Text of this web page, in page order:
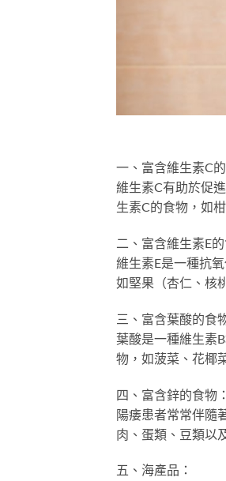
一、富含維生素C的
維生素C有助於促
生素C的食物，如
二、富含維生素E的
維生素E是一種抗
如堅果（杏仁、核
三、富含葉酸的食
葉酸是一種維生素
物，如菠菜、花椰
四、富含鋅的食物：
陽痿患者常常伴隨
肉、蛋類、豆類以
五、海產品：